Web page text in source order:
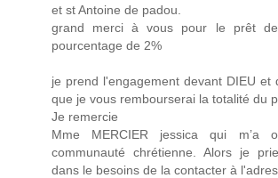
et st Antoine de padou.
grand merci à vous pour le prêt
pourcentage de 2%
je prend l'engagement devant DIEU et
que je vous rembourserai la totalité du
Je remercie
Mme MERCIER jessica qui m’a
communauté chrétienne. Alors je
dans le besoins de la contacter à